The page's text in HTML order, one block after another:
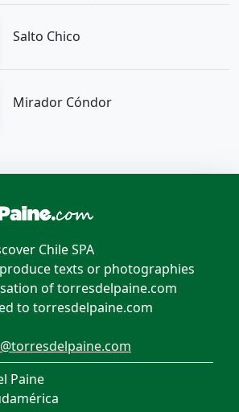
Salto Chico
Mirador Cóndor
Chile SPA
texts or photographies
of torresdelpaine.com
to torresdelpaine.com
Paine